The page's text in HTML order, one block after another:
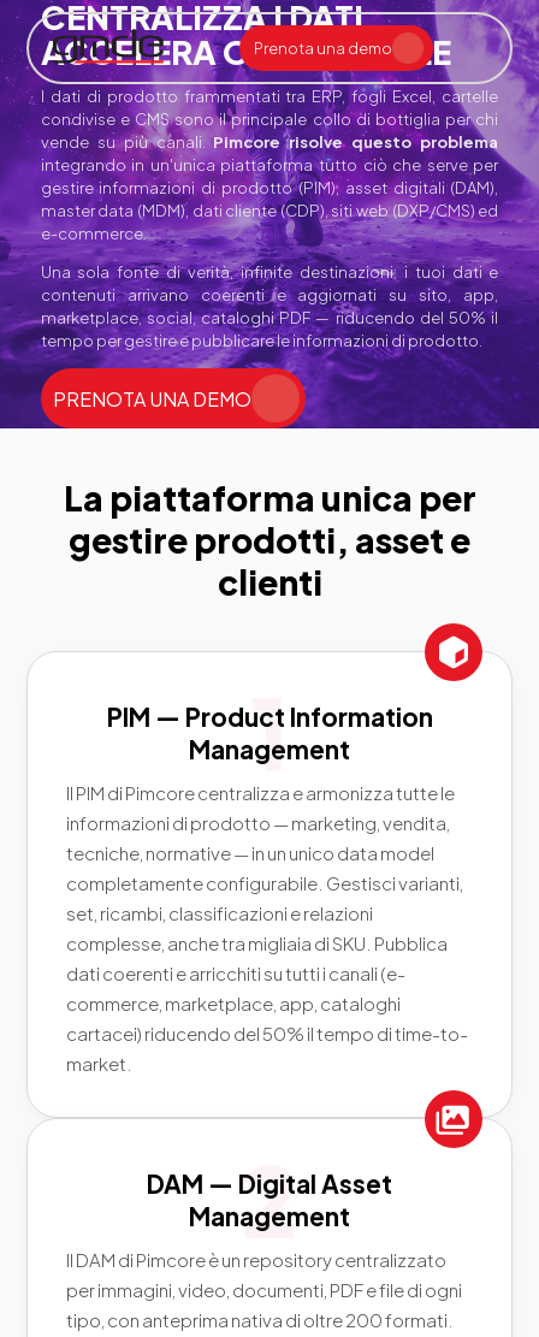
Prenota una demo
CENTRALIZZA I DATI,
ACCELERA OGNI CANALE
I dati di prodotto frammentati tra ERP, fogli Excel, cartelle
condivise e CMS sono il principale collo di bottiglia per chi
vende su più canali. Pimcore risolve questo problema
integrando in un'unica piattaforma tutto ciò che serve per
gestire informazioni di prodotto (PIM), asset digitali (DAM),
master data (MDM), dati cliente (CDP), siti web (DXP/CMS) ed
e-commerce.
Una sola fonte di verità, infinite destinazioni: i tuoi dati e
contenuti arrivano coerenti e aggiornati su sito, app,
marketplace, social, cataloghi PDF — riducendo del 50% il
tempo per gestire e pubblicare le informazioni di prodotto.
PRENOTA UNA DEMO
La piattaforma unica per
gestire prodotti, asset e
clienti
PIM — Product Information
Management
Il PIM di Pimcore centralizza e armonizza tutte le
informazioni di prodotto — marketing, vendita,
tecniche, normative — in un unico data model
completamente configurabile. Gestisci varianti,
set, ricambi, classificazioni e relazioni
complesse, anche tra migliaia di SKU. Pubblica
dati coerenti e arricchiti su tutti i canali (e-
commerce, marketplace, app, cataloghi
cartacei) riducendo del 50% il tempo di time-to-
market.
DAM — Digital Asset
Management
Il DAM di Pimcore è un repository centralizzato
per immagini, video, documenti, PDF e file di ogni
tipo, con anteprima nativa di oltre 200 formati.